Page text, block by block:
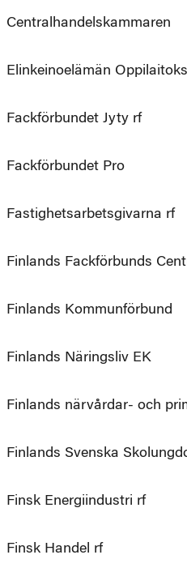
Centralhandelskammaren
Elinkeinoelämän
Fackförbundet Jyty rf
Fackförbundet Pro
Fastighetsarbetsgivarna rf
Finlands Fackförbunds
Finlands Kommunförbund
Finlands Näringsliv EK
Finlands närvårdar- och
Finlands Svenska
Finsk Energiindustri rf
Finsk Handel rf